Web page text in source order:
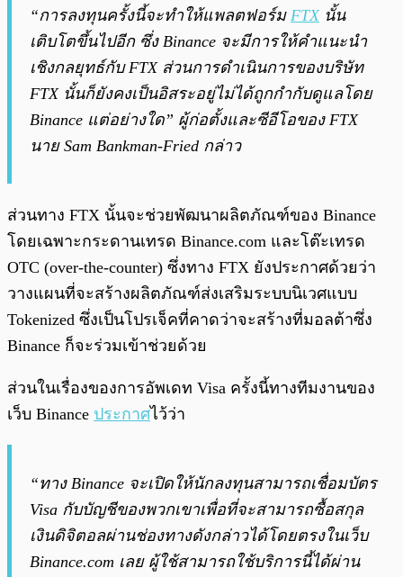
“การลงทุนครั้งนี้จะทำให้แพลตฟอร์ม FTXนั้น
เติบโตขึ้นไปอีก ซึ่ง Binance จะมีการให้คำแนะนำ
เชิงกลยุทธ์กับ FTX ส่วนการดำเนินการของบริษัท
FTX นั้นก็ยังคงเป็นอิสระอยู่ไม่ได้ถูกกำกับดูแลโดย
Binance แต่อย่างใด” ผู้ก่อตั้งและซีอีโอของ FTX
นาย Sam Bankman-Fried กล่าว
ส่วนทาง FTX นั้นจะช่วยพัฒนาผลิตภัณฑ์ของ Binance
โดยเฉพาะกระดานเทรด Binance.com และโต๊ะเทรด
OTC (over-the-counter) ซึ่งทาง FTX ยังประกาศด้วยว่า
วางแผนที่จะสร้างผลิตภัณฑ์ส่งเสริมระบบนิเวศแบบ
Tokenized ซึ่งเป็นโปรเจ็คที่คาดว่าจะสร้างที่มอลต้าซึ่ง
Binance ก็จะร่วมเข้าช่วยด้วย
ส่วนในเรื่องของการอัพเดท Visa ครั้งนี้ทางทีมงานของ
เว็บ Binance ประกาศไว้ว่า
“ทาง Binance จะเปิดให้นักลงทุนสามารถเชื่อมบัตร
Visa กับบัญชีของพวกเขาเพื่อที่จะสามารถซื้อสกุล
เงินดิจิตอลผ่านช่องทางดังกล่าวได้โดยตรงในเว็บ
Binance.com เลย ผู้ใช้สามารถใช้บริการนี้ได้ผ่าน